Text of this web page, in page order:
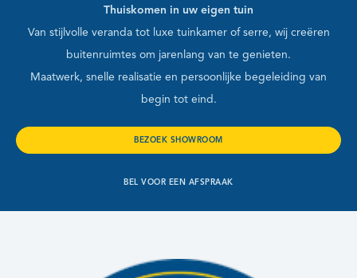
Thuiskomen in uw eigen tuin
Van stijlvolle veranda tot luxe tuinkamer of serre, wij creëren
buitenruimtes om jarenlang van te genieten.
Maatwerk, snelle realisatie en persoonlijke begeleiding van
begin tot eind.
BEZOEK SHOWROOM
BEL VOOR EEN AFSPRAAK